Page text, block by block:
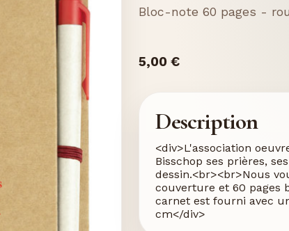
Bloc-note 60 pages -
5,00 €
Description
<div>L'association
Bisschop ses prières,
dessin.<br><br>Nous
couverture et 60 pages
carnet est fourni avec
cm</div>